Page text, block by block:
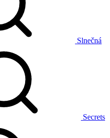
Slnečná
Secrets